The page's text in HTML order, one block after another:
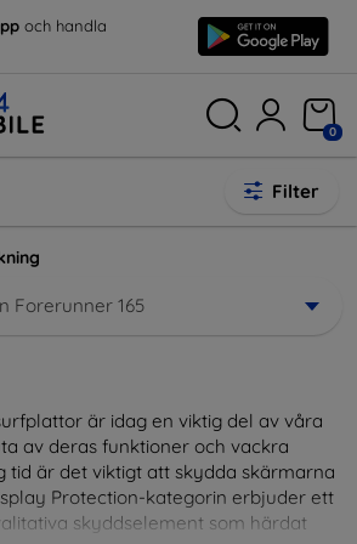
och handla
0
Filter
Forerunner 165
är idag en viktig del av våra
av deras funktioner och vackra
tid är det viktigt att skydda skärmarna
Protection-kategorin erbjuder ett
skyddselement som härdat